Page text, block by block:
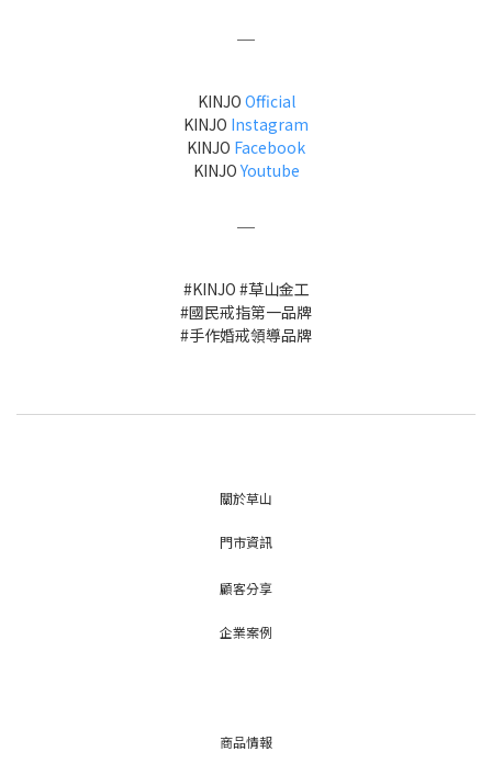
KINJO Official
KINJO Instagram
KINJO Facebook
KINJO Youtube
#KINJO #草山金工
#國民戒指第一品牌
#手作婚戒領導品牌
關於草山
門市資訊
顧客分享
企業案例
商品情報